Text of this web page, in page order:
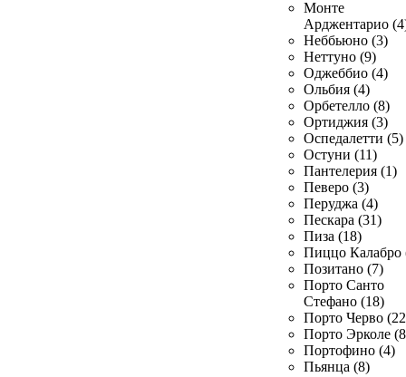
Монте
Арджентарио
Неббьюно (3)
Неттуно (9)
Оджеббио (4)
Ольбия (4)
Орбетелло (8)
Ортиджия (3)
Оспедалетти (5)
Остуни (11)
Пантелерия (1)
Певеро (3)
Перуджа (4)
Пескара (31)
Пиза (18)
Пиццо Калабро
Позитано (7)
Порто Санто
Стефано (18)
Порто Черво
Порто Эрколе
Портофино (4)
Пьянца (8)